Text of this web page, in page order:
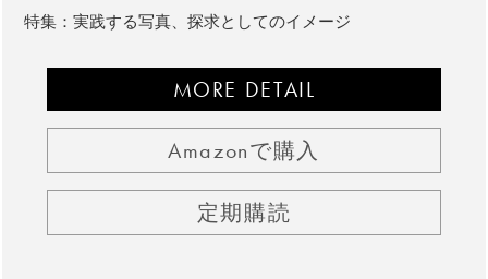
特集：実践する写真、探求としてのイメージ
MORE DETAIL
Amazonで購入
定期購読